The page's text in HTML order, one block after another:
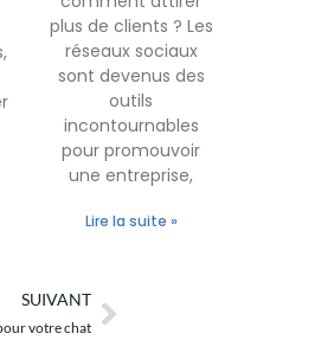
plus de clients ? Les
réseaux sociaux
sont devenus des
outils
incontournables
pour promouvoir
une entreprise,
Lire la suite »
SUIVANT
votre chatSuivant